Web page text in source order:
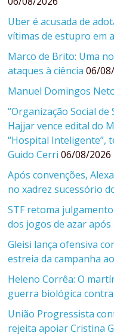
Uber é acusada de
vítimas de estupro em
Marco de Brito: Uma
ataques à ciência 06/
Manuel Domingos
“Organização Social
Hajjar vence edital do
“Hospital Inteligente”,
Guido Cerri 06/08/2026
Após convenções,
no xadrez sucessório
STF retoma
dos jogos de azar após
Gleisi lança ofensiva
estreia da campanha
Heleno Corrêa: O
guerra biológica
União Progressista
rejeita apoiar Cristina